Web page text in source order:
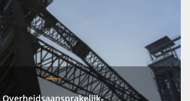
Overheidsaansprakelijk-